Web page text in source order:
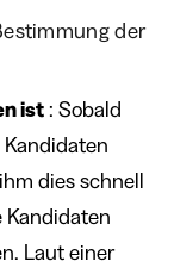
der
ist: Sobald
dies schnell
Kandidaten
Laut einer